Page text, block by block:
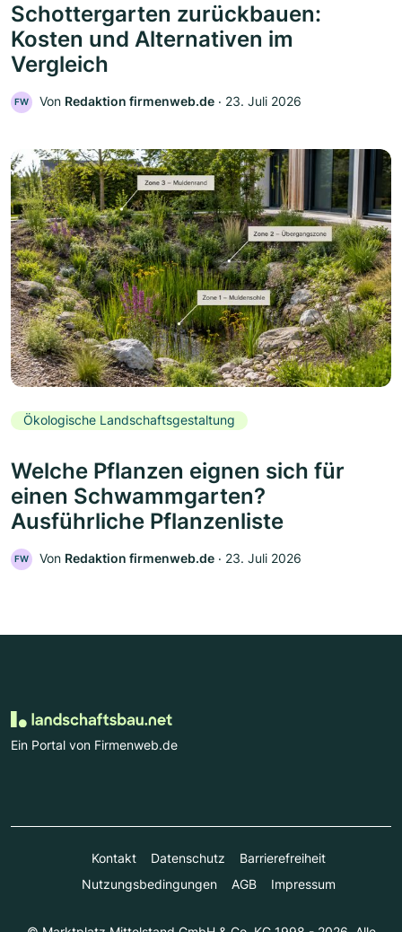
Schottergarten zurückbauen:
Kosten und Alternativen im
Vergleich
FW Von Redaktion firmenweb.de ‧ 23. Juli 2026
Ökologische Landschaftsgestaltung
Welche Pflanzen eignen sich für
einen Schwammgarten?
Ausführliche Pflanzenliste
FW Von Redaktion firmenweb.de ‧ 23. Juli 2026
Ein Portal von Firmenweb.de
Kontakt Datenschutz
Barrierefreiheit
Nutzungsbedingungen
AGB Impressum